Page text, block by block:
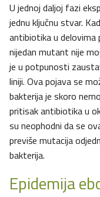
U jednoj daljoj fazi
jednu ključnu stvar.
antibiotika u delovima
nijedan mutant nije
je u potpunosti
liniji. Ova pojava se
bakterija je skoro
pritisak antibiotika u
su neophodni da se
previše mutacija
bakterija.
Epidemija